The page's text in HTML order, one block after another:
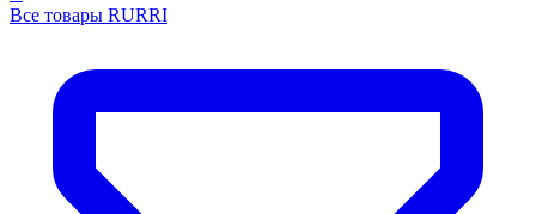
Все товары RURRI